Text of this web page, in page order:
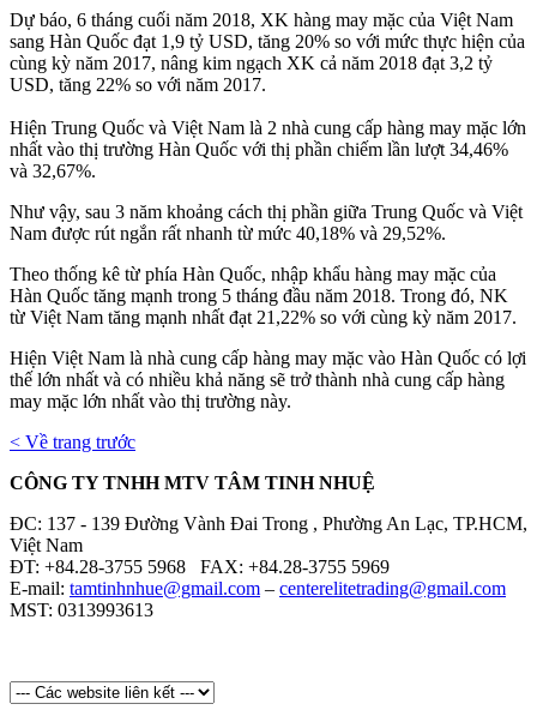
Dự báo, 6 tháng cuối năm 2018, XK hàng may mặc của Việt Nam
sang Hàn Quốc đạt 1,9 tỷ USD, tăng 20% so với mức thực hiện của
cùng kỳ năm 2017, nâng kim ngạch XK cả năm 2018 đạt 3,2 tỷ
USD, tăng 22% so với năm 2017.
Hiện Trung Quốc và Việt Nam là 2 nhà cung cấp hàng may mặc lớn
nhất vào thị trường Hàn Quốc với thị phần chiếm lần lượt 34,46%
và 32,67%.
Như vậy, sau 3 năm khoảng cách thị phần giữa Trung Quốc và Việt
Nam được rút ngắn rất nhanh từ mức 40,18% và 29,52%.
Theo thống kê từ phía Hàn Quốc, nhập khẩu hàng may mặc của
Hàn Quốc tăng mạnh trong 5 tháng đầu năm 2018. Trong đó, NK
từ Việt Nam tăng mạnh nhất đạt 21,22% so với cùng kỳ năm 2017.
Hiện Việt Nam là nhà cung cấp hàng may mặc vào Hàn Quốc có lợi
thế lớn nhất và có nhiều khả năng sẽ trở thành nhà cung cấp hàng
may mặc lớn nhất vào thị trường này.
< Về trang trước
CÔNG TY TNHH MTV TÂM TINH NHUỆ
ĐC: 137 - 139 Đường Vành Đai Trong , Phường An Lạc, TP.HCM,
Việt Nam
ĐT: +84.28-3755 5968 FAX: +84.28-3755 5969
E-mail: tamtinhnhue@gmail.com – centerelitetrading@gmail.com
MST: 0313993613